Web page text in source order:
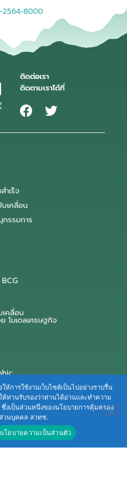
2564-8000
ติดต่อเรา
ติดตามเราได้ที่
ำเร็จ
เคลื่อน
รรมการ
คลื่อน
โมเดลเศรษฐกิจ
ห้การใช้งานเว็บไซต์เป็นไปอย่างราบรื่น
ท่านรับรองว่าท่านได้อ่านและทำความ
งเป็นส่วนหนึ่งของนโยบายการคุ้มครอง
วนบุคคล สวทช.
นโยบายความเป็นส่วนตัว